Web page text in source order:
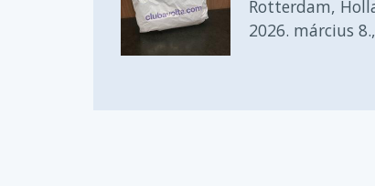
Rotterdam,
2026. március